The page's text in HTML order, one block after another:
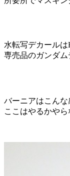
水転写デカール
専売品のガンダム
バーニアはこんな
ここはやるかや